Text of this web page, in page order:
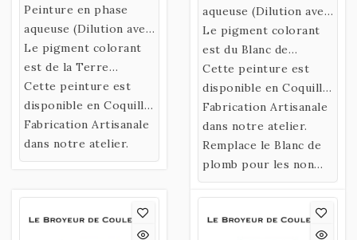
Peinture en phase
aqueuse (Dilution avec
de l’eau)
confectionnée selon
une recette historique
utilisant un liant
naturel fabriqué à
partir de Gomme
Arabique et d’Eau de
Le pigment colorant
est de la Terre
d'Ombre Calcinée
Foncée.
Cette peinture est
disponible en Coquille
ou en Godet.
Fabrication Artisanale
dans notre atelier.
aqueuse (Dilution avec
de l’eau)
confectionnée selon
une recette historique
utilisant un liant
naturel fabriqué à
partir de Gomme
Arabique et d’Eau de
Miel.
Le pigment colorant
est du Blanc de
Titane .
Cette peinture est
disponible en Coquille
ou en Godet.
Fabrication Artisanale
dans notre atelier.
Remplace le Blanc de
plomb pour les non
professionnels.